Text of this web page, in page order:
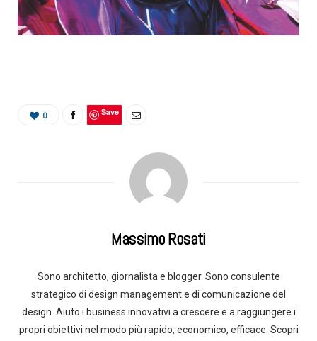
0 Save
Massimo Rosati
Sono architetto, giornalista e blogger. Sono consulente
strategico di design management e di comunicazione del
design. Aiuto i business innovativi a crescere e a raggiungere i
propri obiettivi nel modo più rapido, economico, efficace. Scopri